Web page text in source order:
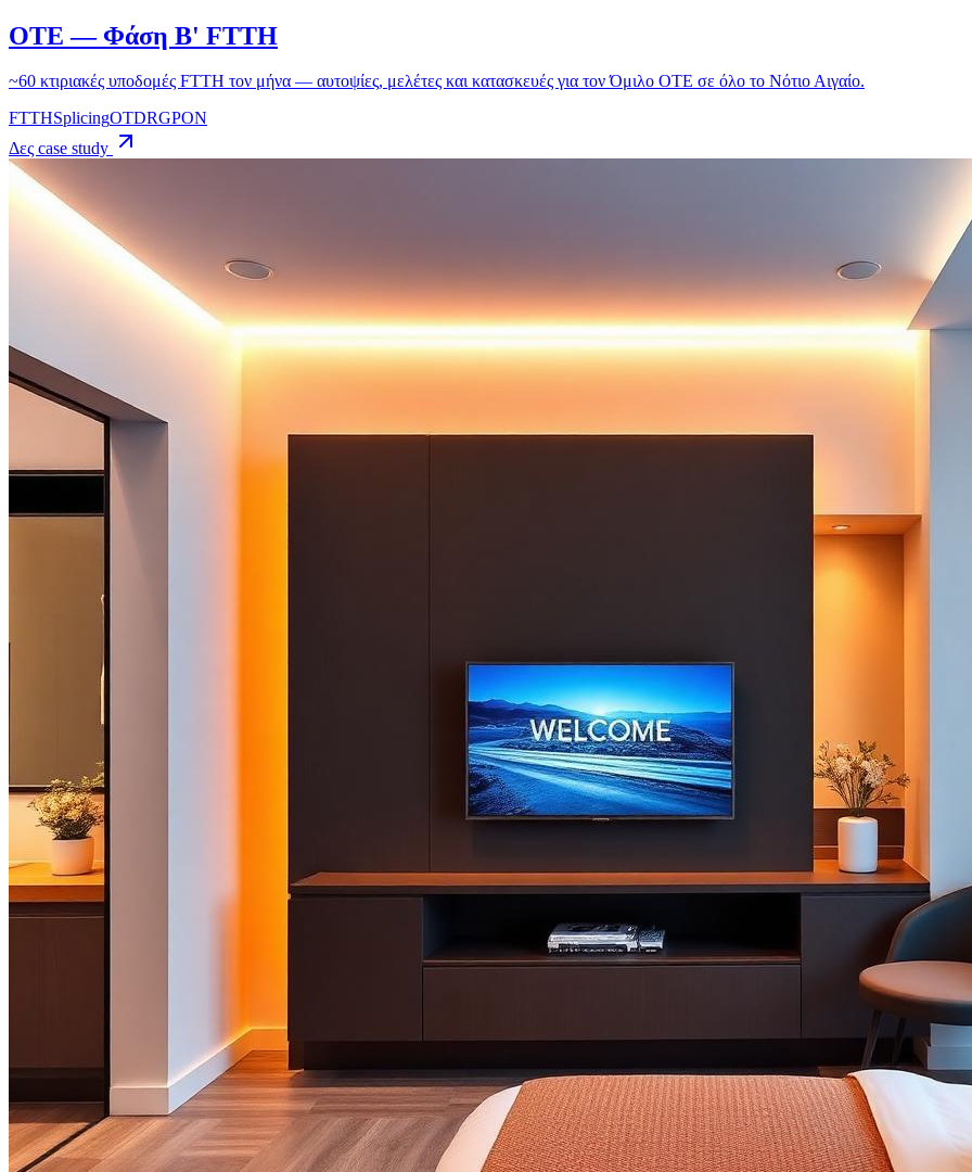
OTE — Φάση Β' FTTH
~60 κτιριακές υποδομές FTTH τον μήνα — αυτοψίες, μελέτες και κατασκευές για τον Όμιλο ΟΤΕ σε όλο το Νότιο Αιγαίο.
FTTHSplicingOTDRGPON
Δες case study